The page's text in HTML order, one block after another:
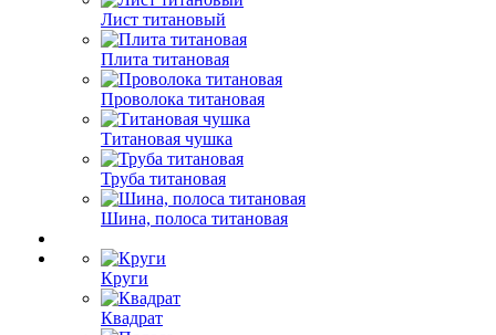
Лист титановый
Плита титановая
Проволока титановая
Титановая чушка
Труба титановая
Шина, полоса титановая
Круги
Квадрат